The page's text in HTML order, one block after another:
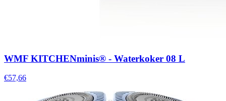
WMF KITCHENminis® - Waterkoker 08 L
€57,66